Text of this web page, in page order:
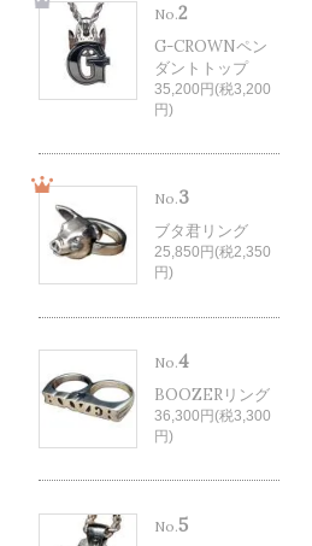
No.2
G-CROWNペン
ダントトップ
35,200円(税3,200
円)
No.3
ブタ君リング
25,850円(税2,350
円)
No.4
BOOZERリング
36,300円(税3,300
円)
No.5